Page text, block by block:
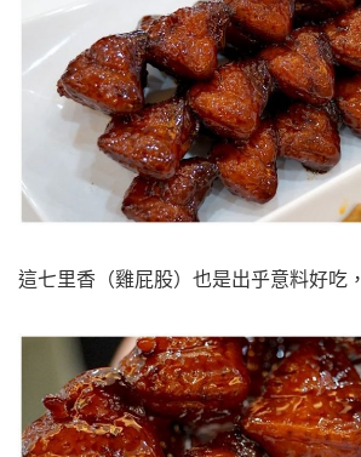
這七里香（雞屁股）也是出乎意料好吃，